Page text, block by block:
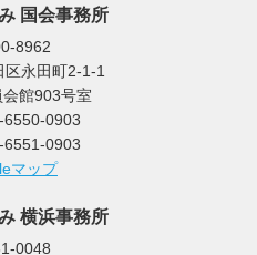
国会事務所
8962
区永田町2-1-1
館903号室
6550-0903
6551-0903
マップ
横浜事務所
0048